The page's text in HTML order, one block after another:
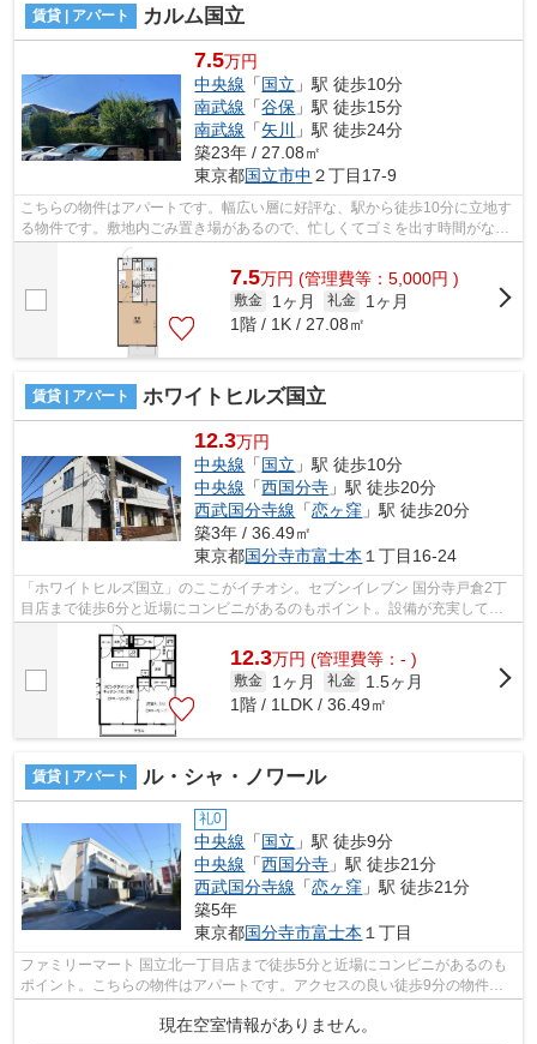
賃貸 | アパート カルム国立
7.5万円
中央線 「国立 」駅 徒歩10分
南武線 「谷保 」駅 徒歩15分
南武線 「矢川
」駅 徒歩24分
築23年 / 27.08㎡
東京都国立市中 ２丁目17-9
こちらの物件はアパートです。幅広い層に好評な、駅から徒歩10分に立地す
る物件です。敷地内ごみ置き場があるので、忙しくてゴミを出す時間がない
という方も安心です。2駅利用できる場...
7.5万円 (管理費等：5,000円 )
敷金 1ヶ月 礼金
1ヶ月
1階 / 1K / 27.08㎡
賃貸 | アパート ホワイトヒルズ国立
12.3万円
中央線 「国立 」駅 徒歩10分
中央線 「西国分寺 」駅 徒歩20分
西武国分寺線 「恋ヶ窪 」駅 徒歩20分
築3年 / 36.49㎡
東京都国分寺市富士本 １丁目16-24
「ホワイトヒルズ国立」のここがイチオシ。セブンイレブン 国分寺戸倉2丁
目店まで徒歩6分と近場にコンビニがあるのもポイント。設備が充実してう
れしい、築浅物件です。物件の近くに駅...
12.3万円 (管理費等：- )
敷金 1ヶ月 礼金
1.5ヶ月
1階 / 1LDK / 36.49㎡
賃貸 | アパート ル・シャ・ノワール
礼0
中央線 「国立 」駅 徒歩9分
中央線 「西国分寺 」駅 徒歩21分
西武国分寺線 「恋ヶ窪 」駅 徒歩21分
築5年
東京都国分寺市富士本 １丁目
ファミリーマート 国立北一丁目店まで徒歩5分と近場にコンビニがあるのも
ポイント。こちらの物件はアパートです。アクセスの良い徒歩9分の物件で
す。一日の始まりを気持ちよく過ごせる...
現在空室情報がありません。